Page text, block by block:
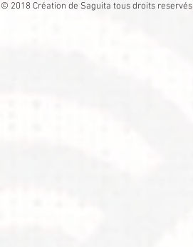
© 2018 Création de Saguita tous droits reservés